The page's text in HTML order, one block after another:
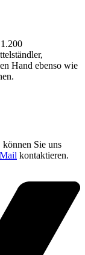
Hand ebenso wie
können Sie uns
kontaktieren.